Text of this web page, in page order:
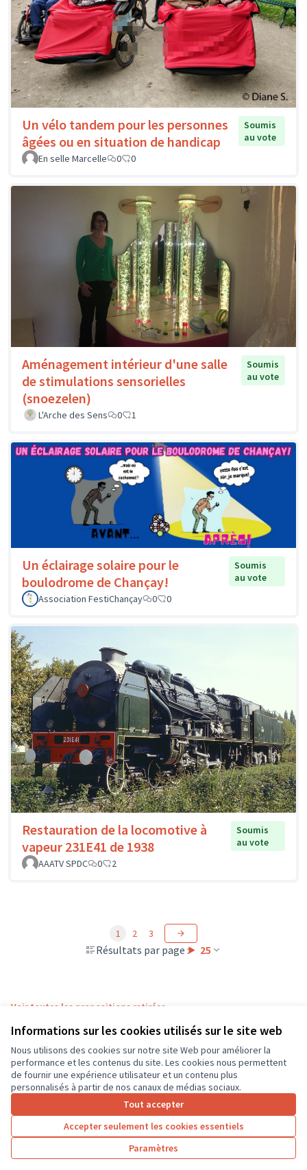
Informations sur les cookies utilisés sur le site web
Nous utilisons des cookies sur notre site Web pour améliorer la
performance et les contenus du site. Les cookies nous permettent
de fournir une expérience utilisateur et un contenu plus
personnalisés à partir de nos canaux de médias sociaux.
Tout accepter
Accepter seulement les cookies essentiels
Paramètres
Un vélo tandem pour les personnes
âgées ou en situation de handicap
Soumis
au vote
En selle Marcelle
0 0
Aménagement intérieur d'une salle
de stimulations sensorielles
(snoezelen)
Soumis
au vote
L'Arche des Sens 0 1
Un éclairage solaire pour le
boulodrome de Chançay!
Soumis
au vote
Association FestiChançay
0 0
Restauration de la locomotive à
vapeur 231E41 de 1938
Soumis
au vote
AAATV SPDC
0 2
Résultats par page : 25
1 2 3
Voir toutes les propositions retirées
Conditions d'utilisation
Paramètres des cookies
CD37 sur X
(Lien externe)
CD37 sur Facebook
CD37 sur Instagram
CD37 sur YouTube
(Lien externe)
Site réalisé grâce aulogiciel libre Decidim .
Licence
(Lien